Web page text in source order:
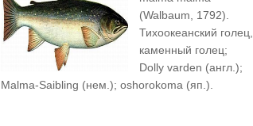
(Walbaum, 1792).
Тихоокеанский голец,
каменный голец;
Dolly varden (англ.);
Malma-Saibling (нем.); oshorokoma (яп.).